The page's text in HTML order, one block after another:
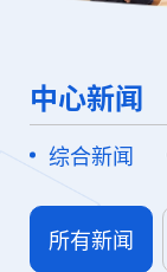
中心新闻
综合新闻
所有新闻